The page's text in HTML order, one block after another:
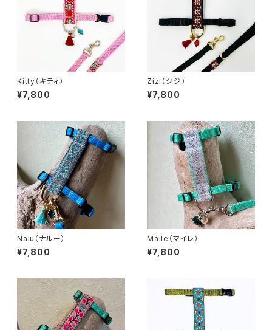
Kitty（キティ）
¥7,800
Zizi（ジジ）
¥7,800
Nalu（ナルー）
¥7,800
Maile（マイレ）
¥7,800